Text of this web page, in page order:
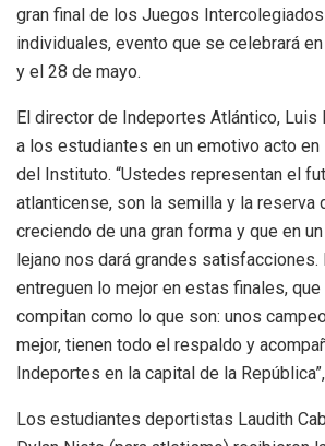
gran final de los Juegos
individuales, evento que se celebrará
y el 28 de mayo.
El director de Indeportes Atlántico, Luis
a los estudiantes en un emotivo acto
del Instituto. “Ustedes representan el
atlanticense, son la semilla y la reserva
creciendo de una gran forma y que en
lejano nos dará grandes satisfacciones.
entreguen lo mejor en estas finales,
compitan como lo que son: unos
mejor, tienen todo el respaldo y
Indeportes en la capital de la
Los estudiantes deportistas Laudith